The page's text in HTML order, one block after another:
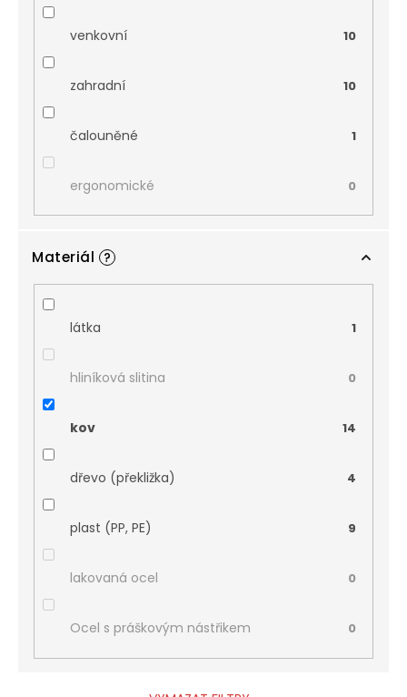
venkovní 10
zahradní 10
čalouněné 1
ergonomické 0
Materiál ?
látka 1
hliníková slitina 0
kov 14
dřevo (překližka) 4
plast (PP, PE) 9
lakovaná ocel 0
Ocel s práškovým nástřikem 0